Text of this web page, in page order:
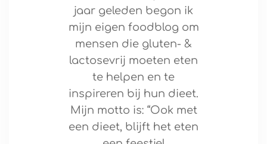
jaar geleden begon ik
mijn eigen foodblog om
mensen die gluten- &
lactosevrij moeten eten
te helpen en te
inspireren bij hun dieet.
Mijn motto is: “Ook met
een dieet, blijft het eten